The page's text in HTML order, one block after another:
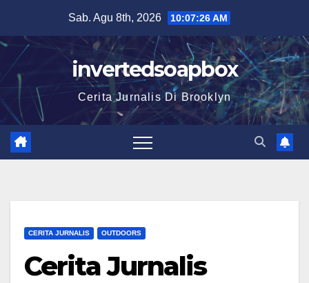
content
Sab. Agu 8th, 2026 10:07:27 AM
invertedsoapbox
Cerita Jurnalis Di Brooklyn
CERITA JURNALIS OUTDOORS
Cerita Jurnalis